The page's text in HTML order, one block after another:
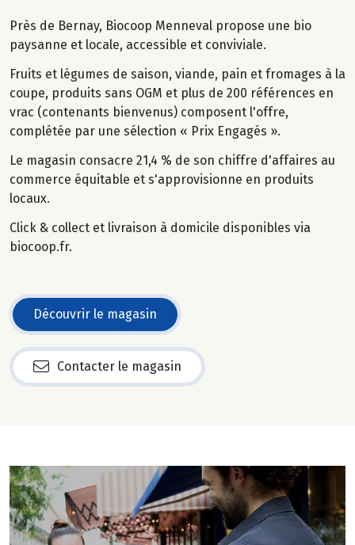
Près de Bernay, Biocoop Menneval propose une bio
paysanne et locale, accessible et conviviale.
Fruits et légumes de saison, viande, pain et fromages à la
coupe, produits sans OGM et plus de 200 références en
vrac (contenants bienvenus) composent l'offre,
complétée par une sélection « Prix Engagés ».
Le magasin consacre 21,4 % de son chiffre d'affaires au
commerce équitable et s'approvisionne en produits
locaux.
Click & collect et livraison à domicile disponibles via
biocoop.fr.
Découvrir le magasin
Contacter le magasin